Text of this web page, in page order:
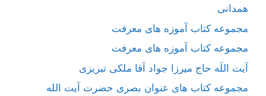
همدانی
مجموعه کتاب آموزه های معرفت
مجموعه کتاب آموزه های معرفت
آیت اللَه حاج میرزا جواد آقا ملکی تبریزی
مجموعه کتاب های عنوان بصری حضرت آیت الله